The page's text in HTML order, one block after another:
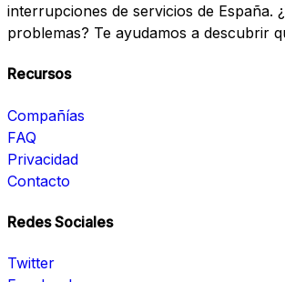
interrupciones de servicios de España.
problemas? Te ayudamos a descubrir
Recursos
Compañías
FAQ
Privacidad
Contacto
Redes Sociales
Twitter